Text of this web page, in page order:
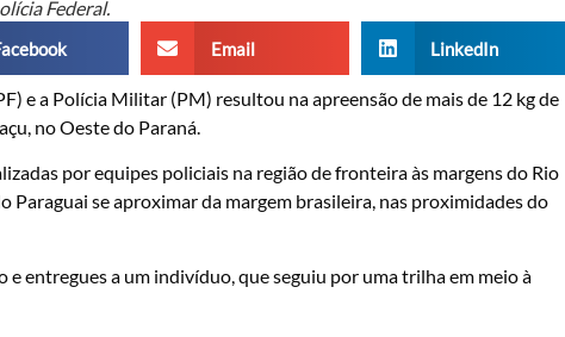
Federal.
Email LinkedIn
e a Polícia Militar (PM) resultou na apreensão de mais de 12 kg de
no Oeste do Paraná.
por equipes policiais na região de fronteira às margens do Rio
Paraguai se aproximar da margem brasileira, nas proximidades do
e entregues a um indivíduo, que seguiu por uma trilha em meio à